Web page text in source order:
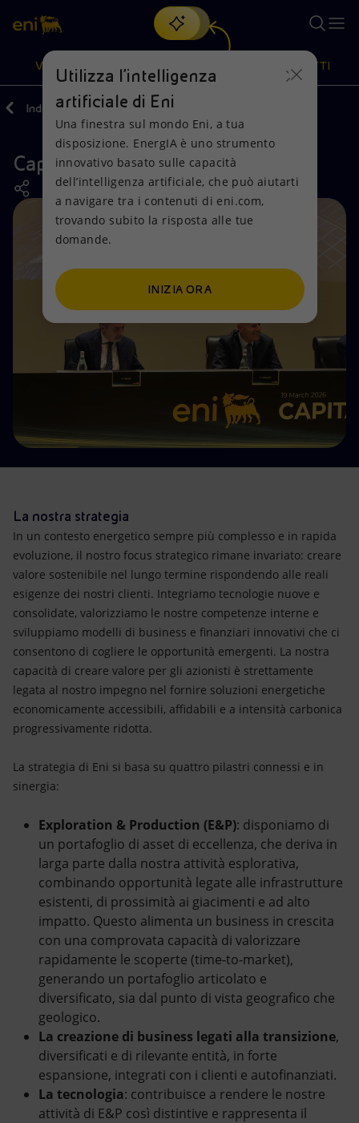
Cerca
scopri EnergIA, la nostra nuova soluzione di intelligenza
artificiale.
VISIONE
Visione
Mission e valori
Persone e Partnership
Net Zero
Modello satellitare
Energia accessibile
Scenari energetici
Azioni
Diversificazione energetica
Tecnologie per la transizione
Collaborazioni per l'innovazione
Attività nel mondo
PRODOTTI
Prodotti
Casa
Imprese
Mobilità
Indietro Investitori Strategia
Capital Markets Update 2026
La nostra strategia
In un contesto energetico sempre più complesso e in rapida
evoluzione, il nostro focus strategico rimane invariato: creare
valore sostenibile nel lungo termine rispondendo alle reali
esigenze dei nostri clienti. Integriamo tecnologie nuove e
consolidate, valorizziamo le nostre competenze interne e
sviluppiamo modelli di business e finanziari innovativi che ci
consentono di cogliere le opportunità emergenti. La nostra
capacità di creare valore per gli azionisti è strettamente
legata al nostro impegno nel fornire soluzioni energetiche
economicamente accessibili, affidabili e a intensità carbonica
progressivamente ridotta.
La strategia di Eni si basa su quattro pilastri connessi e in
sinergia:
Exploration & Production (E&P): disponiamo di
un portafoglio di asset di eccellenza, che deriva in
larga parte dalla nostra attività esplorativa,
combinando opportunità legate alle infrastrutture
esistenti, di prossimità ai giacimenti e ad alto
impatto. Questo alimenta un business in crescita
con una comprovata capacità di valorizzare
rapidamente le scoperte (time-to-market),
generando un portafoglio articolato e
diversificato, sia dal punto di vista geografico che
geologico.
La creazione di business legati alla transizione,
diversificati e di rilevante entità, in forte
espansione, integrati con i clienti e autofinanziati.
La tecnologia: contribuisce a rendere le nostre
attività di E&P così distintive e rappresenta il
Utilizza l'intelligenza
artificiale di Eni
Una finestra sul mondo Eni, a tua
disposizione. EnergIA è uno strumento
innovativo basato sulle capacità
dell’intelligenza artificiale, che può aiutarti
a navigare tra i contenuti di eni.com,
trovando subito la risposta alle tue
domande.
INIZIA ORA